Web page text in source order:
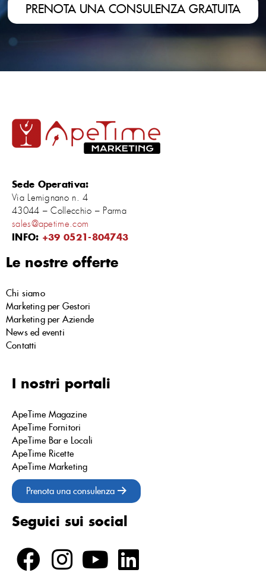
PRENOTA UNA CONSULENZA GRATUITA
Sede Operativa:
Via Lemignano n. 4
43044 – Collecchio – Parma
sales@apetime.com
INFO: +39 0521-804743
Le nostre offerte
Chi siamo
Marketing per Gestori
Marketing per Aziende
News ed eventi
Contatti
I nostri portali
ApeTime Magazine
ApeTime Fornitori
ApeTime Bar e Locali
ApeTime Ricette
ApeTime Marketing
Prenota una consulenza
Seguici sui social